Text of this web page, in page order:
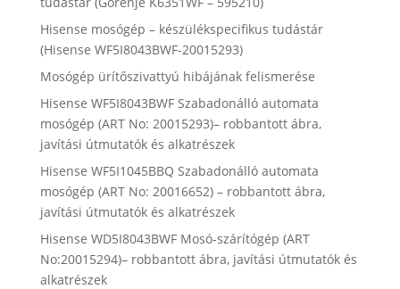
Hisense mosógép – készülékspecifikus tudástár
(Hisense WF5I8043BWF-20015293)
Mosógép ürítőszivattyú hibájának felismerése
Hisense WF5I8043BWF Szabadonálló automata
mosógép (ART No: 20015293)– robbantott ábra,
javítási útmutatók és alkatrészek
Hisense WF5I1045BBQ Szabadonálló automata
mosógép (ART No: 20016652) – robbantott ábra,
javítási útmutatók és alkatrészek
Hisense WD5I8043BWF Mosó-szárítógép (ART
No:20015294)– robbantott ábra, javítási útmutatók és
alkatrészek